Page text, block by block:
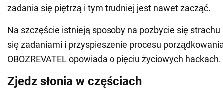
zadania się piętrzą i tym trudniej jest nawet zacząć.
Na szczęście istnieją sposoby na pozbycie się
się zadaniami i przyspieszenie procesu
OBOZREVATEL opowiada o pięciu życiowych hackach.
Zjedz słonia w częściach